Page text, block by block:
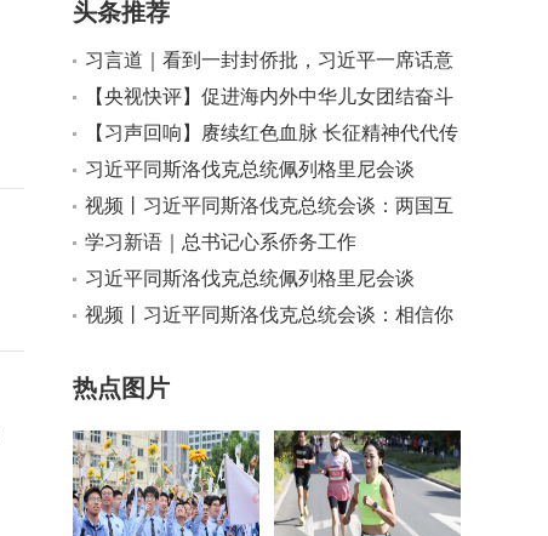
头条推荐
习言道｜看到一封封侨批，习近平一席话意
味深长
【央视快评】促进海内外中华儿女团结奋斗
【习声回响】赓续红色血脉 长征精神代代传
习近平同斯洛伐克总统佩列格里尼会谈
视频丨习近平同斯洛伐克总统会谈：两国互
信持续深化 合作成果不断涌现 传统友好深
入人心
学习新语｜总书记心系侨务工作
习近平同斯洛伐克总统佩列格里尼会谈
视频丨习近平同斯洛伐克总统会谈：相信你
动力
热点图片